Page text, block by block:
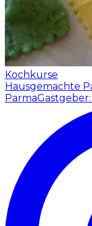
Kochkurse
Hausgemachte
ParmaGastgeber: